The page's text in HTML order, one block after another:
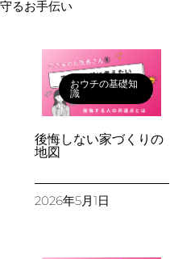
るお手伝い
おウチの基礎知
識
後悔しない家づくりの
地図
2026年5月1日